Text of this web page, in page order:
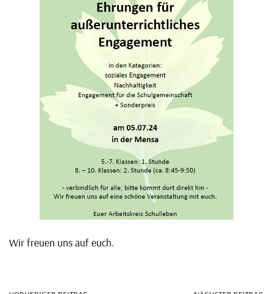
Wir freuen uns auf euch.